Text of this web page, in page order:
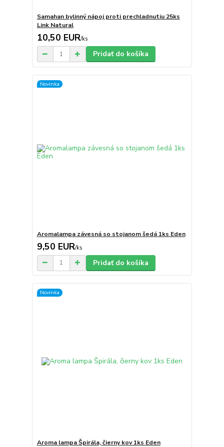
Samahan bylinný nápoj proti prechladnutiu 25ks
Link Natural
10,50 EUR/ks
Pridať do košíka
Novinka
Aromalampa závesná so stojanom šedá 1ks Eden
9,50 EUR/ks
Pridať do košíka
Novinka
Aroma lampa Špirála, čierny kov 1ks Eden